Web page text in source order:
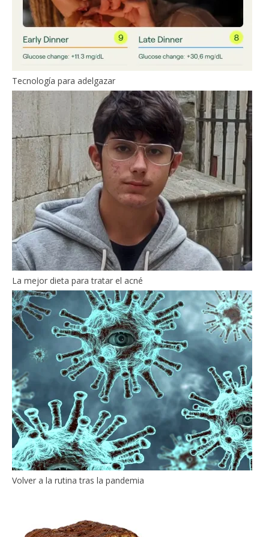
Tecnología para adelgazar
La mejor dieta para tratar el acné
Volver a la rutina tras la pandemia